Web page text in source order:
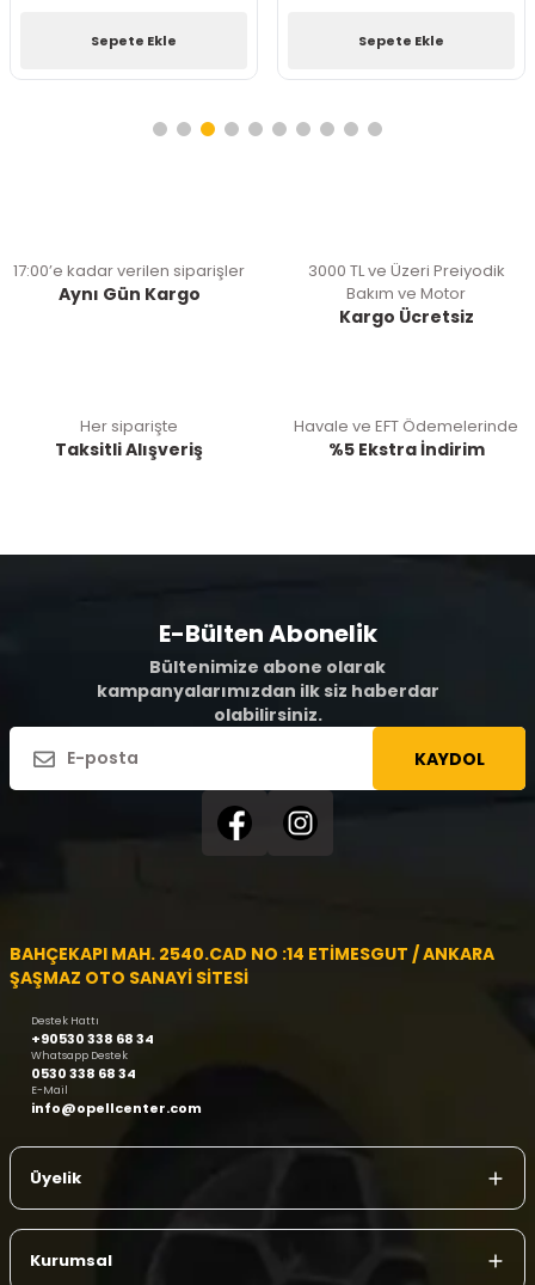
Sepete Ekle Sepete Ekle
17:00’e kadar verilen siparişler
Aynı Gün Kargo
3000 TL ve Üzeri Preiyodik
Bakım ve Motor
Kargo Ücretsiz
Her siparişte
Taksitli Alışveriş
Havale ve EFT Ödemelerinde
%5 Ekstra İndirim
E-Bülten Abonelik
Bültenimize abone olarak
kampanyalarımızdan ilk siz haberdar
olabilirsiniz.
KAYDOL
BAHÇEKAPI MAH. 2540.CAD NO :14 ETİMESGUT / ANKARA
ŞAŞMAZ OTO SANAYİ SİTESİ
Destek Hattı
+90530 338 68 34
Whatsapp Destek
0530 338 68 34
E-Mail
info@opellcenter.com
Üyelik
Kurumsal